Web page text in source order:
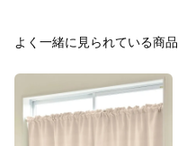
よく一緒に見られている商品